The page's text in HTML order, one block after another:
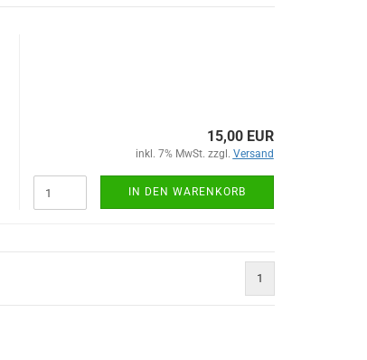
15,00 EUR
inkl. 7% MwSt. zzgl. Versand
IN DEN WARENKORB
1